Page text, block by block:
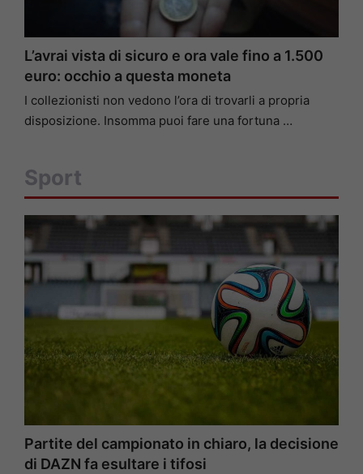
L’avrai vista di sicuro e ora vale fino a 1.500
euro: occhio a questa moneta
I collezionisti non vedono l’ora di trovarli a propria
disposizione. Insomma puoi fare una fortuna …
Sport
Partite del campionato in chiaro, la decisione
di DAZN fa esultare i tifosi